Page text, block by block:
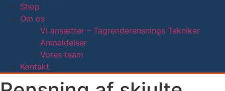
Shop
Om os
Vi ansætter – Tagrenderensnings Tekniker
Anmeldelser
Vores team
Kontakt